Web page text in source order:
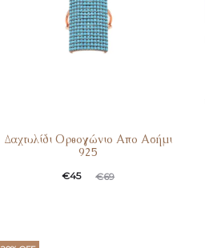
Δαχτυλίδι Ορθογώνιο Απο Ασήμι
925
€69
€45